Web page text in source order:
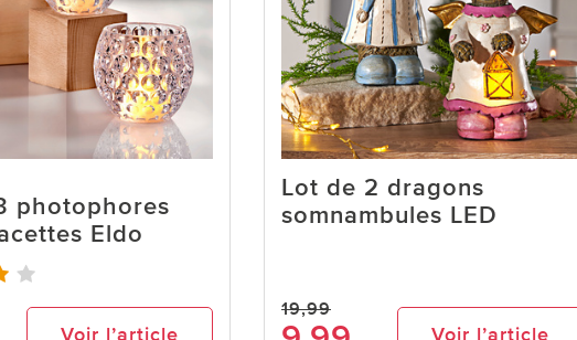
photophores
Eldo
Voir l’article
Lot de 2 dragons
somnambules LED
19,99
Voir l’article